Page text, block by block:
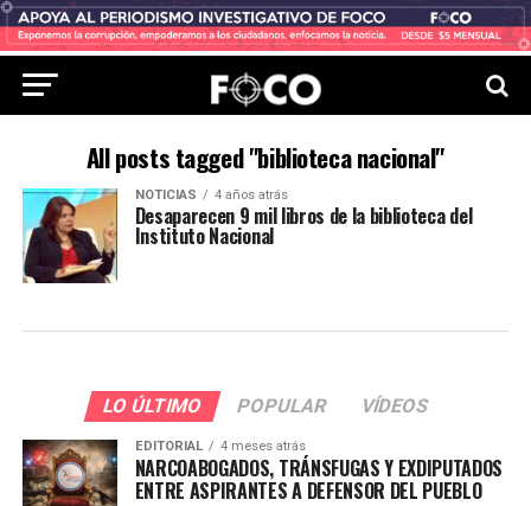
All posts tagged "biblioteca nacional"
NOTICIAS 4 años atrás
Desaparecen 9 mil libros de la biblioteca del
Instituto Nacional
LO ÚLTIMO POPULAR VÍDEOS
EDITORIAL 4 meses atrás
NARCOABOGADOS, TRÁNSFUGAS Y EXDIPUTADOS
ENTRE ASPIRANTES A DEFENSOR DEL PUEBLO